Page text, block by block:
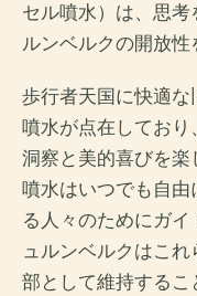
セル噴水）は、思
ルンベルクの開放性
歩行者天国に快適
噴水が点在してお
洞察と美的喜びを
噴水はいつでも自
る人々のためにガ
ュルンベルクはこ
部として維持する